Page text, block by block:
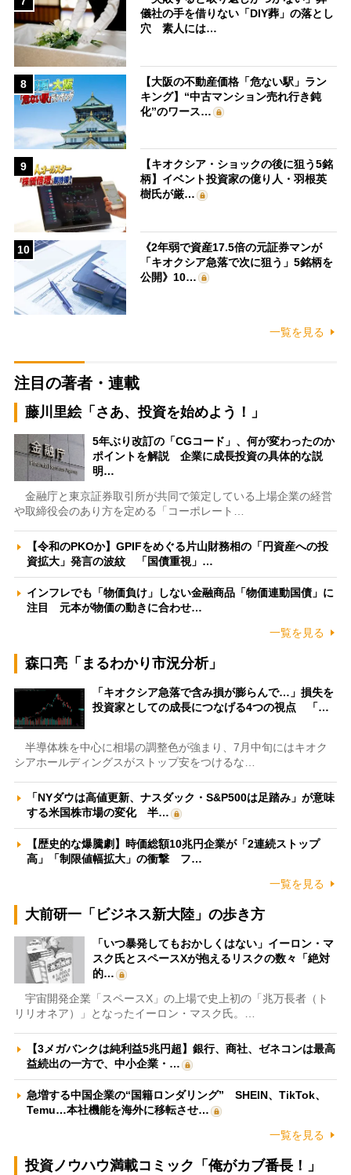
儀社の手を借りない「DIY葬」の落とし
穴 素人には…
8
【大阪の不動産価格「危ない駅」ラン
キング】“中古マンション売れ行き鈍
化”のワース…
9
【キオクシア・ショックの後に狙う5銘
柄】イベント投資家の億り人・羽根英
樹氏が厳…
10
《2年弱で資産17.5倍の元証券マンが
「キオクシア急落で次に狙う」5銘柄を
公開》10…
一覧を見る
注目の著者・連載
藤川里絵「さあ、投資を始めよう！」
5年ぶり改訂の「CGコード」、何が変わったのか
ポイントを解説 企業に成長投資の具体的な説
明…
金融庁と東京証券取引所が共同で策定している上場企業の経営
や取締役会のあり方を定める「コーポレート…
【令和のPKOか】GPIFをめぐる片山財務相の「円資産への投
資拡大」発言の波紋 「国債重視」…
インフレでも「物価負け」しない金融商品「物価連動国債」に
注目 元本が物価の動きに合わせ…
一覧を見る
森口亮「まるわかり市況分析」
「キオクシア急落で含み損が膨らんで…」損失を
投資家としての成長につなげる4つの視点 「…
半導体株を中心に相場の調整色が強まり、7月中旬にはキオク
シアホールディングスがストップ安をつけるな…
「NYダウは高値更新、ナスダック・S&P500は足踏み」が意味
する米国株市場の変化 半…
【歴史的な爆騰劇】時価総額10兆円企業が「2連続ストップ
高」「制限値幅拡大」の衝撃 フ…
一覧を見る
大前研一「ビジネス新大陸」の歩き方
「いつ暴発してもおかしくはない」イーロン・マ
スク氏とスペースXが抱えるリスクの数々「絶対
的…
宇宙開発企業「スペースX」の上場で史上初の「兆万長者（ト
リリオネア）」となったイーロン・マスク氏。…
【3メガバンクは純利益5兆円超】銀行、商社、ゼネコンは最高
益続出の一方で、中小企業・…
急増する中国企業の“国籍ロンダリング” SHEIN、TikTok、
Temu…本社機能を海外に移転させ…
一覧を見る
投資ノウハウ満載コミック「俺がカブ番長！」